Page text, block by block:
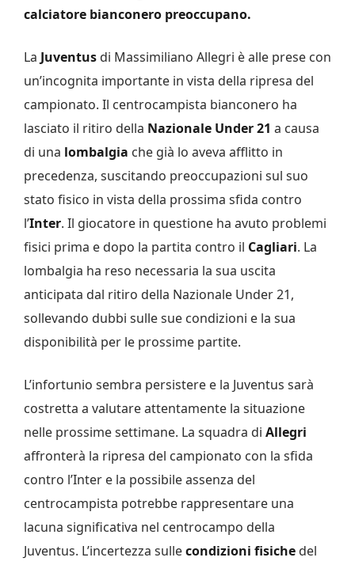
calciatore bianconero preoccupano.
La Juventus di Massimiliano Allegri è alle prese con
un’incognita importante in vista della ripresa del
campionato. Il centrocampista bianconero ha
lasciato il ritiro della Nazionale Under 21 a causa
di una lombalgia che già lo aveva afflitto in
precedenza, suscitando preoccupazioni sul suo
stato fisico in vista della prossima sfida contro
l’Inter. Il giocatore in questione ha avuto problemi
fisici prima e dopo la partita contro il Cagliari. La
lombalgia ha reso necessaria la sua uscita
anticipata dal ritiro della Nazionale Under 21,
sollevando dubbi sulle sue condizioni e la sua
disponibilità per le prossime partite.
L’infortunio sembra persistere e la Juventus sarà
costretta a valutare attentamente la situazione
nelle prossime settimane. La squadra di Allegri
affronterà la ripresa del campionato con la sfida
contro l’Inter e la possibile assenza del
centrocampista potrebbe rappresentare una
lacuna significativa nel centrocampo della
Juventus. L’incertezza sullecondizioni fisiche del